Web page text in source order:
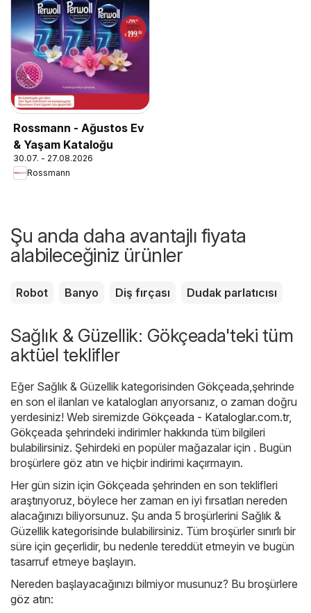
Rossmann - Ağustos Ev
& Yaşam Kataloğu
30.07. - 27.08.2026
Rossmann
Şu anda daha avantajlı fiyata
alabileceğiniz ürünler
Robot Banyo Diş fırçası Dudak parlatıcısı
Sağlık & Güzellik: Gökçeada'teki tüm
aktüel teklifler
Eğer Sağlık & Güzellik kategorisinden Gökçeada,şehrinde
en son el ilanları ve katalogları arıyorsanız, o zaman doğru
yerdesiniz! Web siremizde Gökçeada - Kataloglar.com.tr,
Gökçeada şehrindeki indirimler hakkında tüm bilgileri
bulabilirsiniz. Şehirdeki en popüler mağazalar için . Bugün
broşürlere göz atın ve hiçbir indirimi kaçırmayın.
Her gün sizin için Gökçeada şehrinden en son teklifleri
araştırıyoruz, böylece her zaman en iyi fırsatları nereden
alacağınızı biliyorsunuz. Şu anda 5 broşürlerini Sağlık &
Güzellik kategorisinde bulabilirsiniz. Tüm broşürler sınırlı bir
süre için geçerlidir, bu nedenle tereddüt etmeyin ve bugün
tasarruf etmeye başlayın.
Nereden başlayacağınızı bilmiyor musunuz? Bu broşürlere
göz atın: